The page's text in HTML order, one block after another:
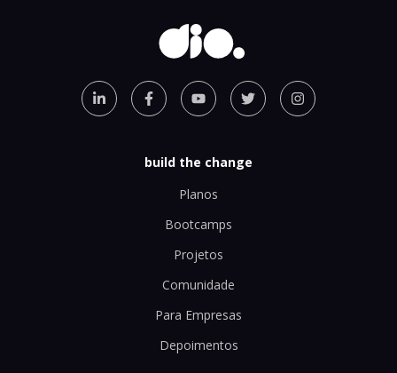
build the change
Planos
Bootcamps
Projetos
Comunidade
Para Empresas
Depoimentos